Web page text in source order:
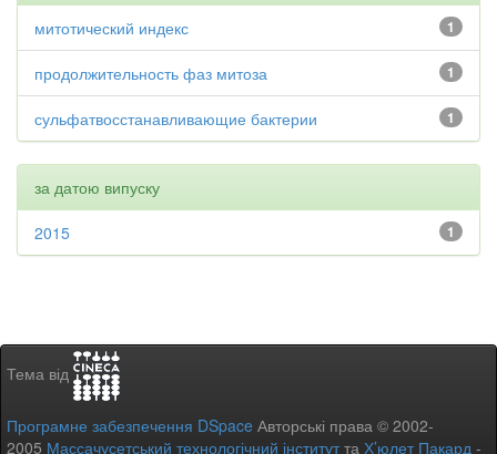
1
митотический индекс
1
продолжительность фаз митоза
1
сульфатвосстанавливающие бактерии
за датою випуску
1
2015
Тема від
Програмне забезпечення DSpace Авторські права © 2002-
2005 Массачусетський технологічний інститутта Х’юлет Пакард -